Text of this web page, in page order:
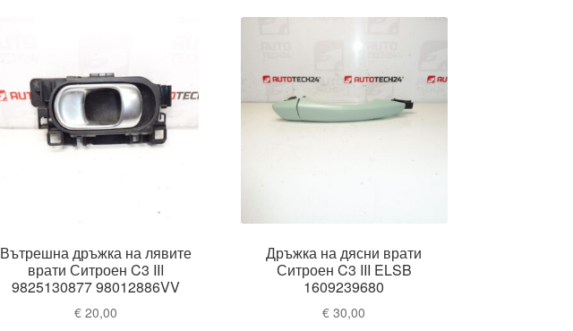
Вътрешна дръжка на лявите
врати Ситроен C3 III
9825130877 98012886VV
€20,00
Дръжка на дясни врати
Ситроен C3 III ELSB
1609239680
€ 30,00